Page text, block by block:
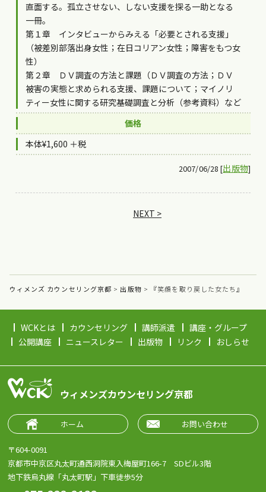
直面する。孤立させない、しない支援を探る一助となる
一冊。
第１章 インタビューからみえる「必要とされる支援」
（被差別部落出身女性；在日コリアン女性；障害をもつ女
性）
第２章 ＤＶ調査の方法と課題（ＤＶ調査の方法；ＤＶ
被害の実態と求められる支援、課題について；マイノリ
ティー女性に関する研究基礎調査と分析（参考資料）など
価格
本体¥1,600 ＋税
2007/06/28 [出版物]
NEXT >
ウィメンズ カウンセリング京都 > 出版物 > 『笑顔を取り戻した女たち』
WCKとは カウンセリング 講師派遣
講座・グループ
公開講座
ニュースレター 出版物 リンク おしらせ
ウィメンズカウンセリング京都
ホーム お問い合わせ
〒604-0091
京都市中京区丸太町通西洞院東入梅屋町166-7 SDビル3階
地下鉄烏丸線「丸太町駅」下車徒歩5分